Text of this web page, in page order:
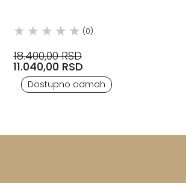
(0)
18.400,00 RSD
11.040,00 RSD
Dostupno odmah